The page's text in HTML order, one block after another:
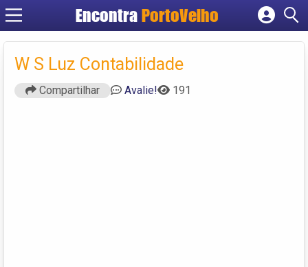
EncontraPortoVelho
Cadastrar empresa
Criar conta
W S Luz Contabilidade
Compartilhar Avalie! 191